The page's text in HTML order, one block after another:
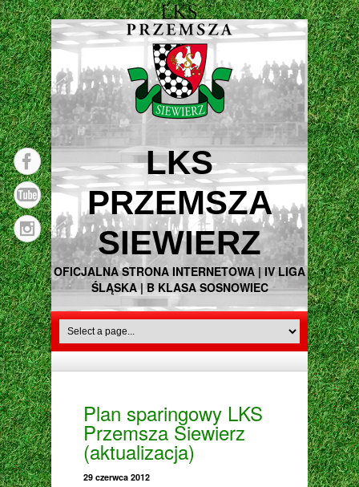
LKS
PRZEMSZA
SIEWIERZ
OFICJALNA STRONA INTERNETOWA | IV LIGA
ŚLĄSKA | B KLASA SOSNOWIEC
Plan sparingowy LKS
Przemsza Siewierz
(aktualizacja)
29 czerwca 2012